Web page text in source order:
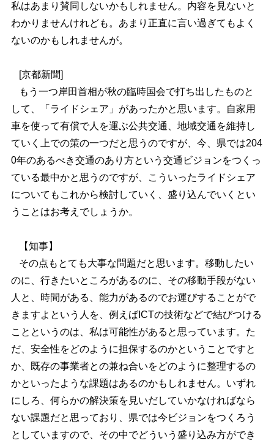
私はあまり賛同しないかもしれません。内容を見ないと
わかりませんけれども。あまり正直に言い過ぎてもよく
ないのかもしれませんが。
[京都新聞]
もう一つ岸田首相が秋の臨時国会で打ち出したものと
して、「ライドシェア」があったかと思います。自家用
車を使って有償で人を運ぶ公共交通、地域交通を維持し
ていく上での策の一つだと思うのですが、今、県では204
0年のあるべき交通のあり方という交通ビジョンをつくっ
ている最中かと思うのですが、こういったライドシェア
についてもこれから検討していく、盛り込んでいくとい
うことはお考えでしょうか。
【知事】
その点もとても大事な問題だと思います。移動したい
のに、行きたいところがあるのに、その移動手段がない
人と、時間がある、能力があるのでお運びすることがで
きますよという人を、例えばICTの技術などで結びつける
ことというのは、私は可能性があると思っています。た
だ、安全性をどのように担保するのかということですと
か、既存の事業者との兼ね合いをどのように整理するの
かといったような課題はあるのかもしれません。いずれ
にしろ、何らかの解決策を見いだしていかなければなら
ない課題だと思っており、県では今ビジョンをつくろう
としていますので、その中でどういう盛り込み方ができ